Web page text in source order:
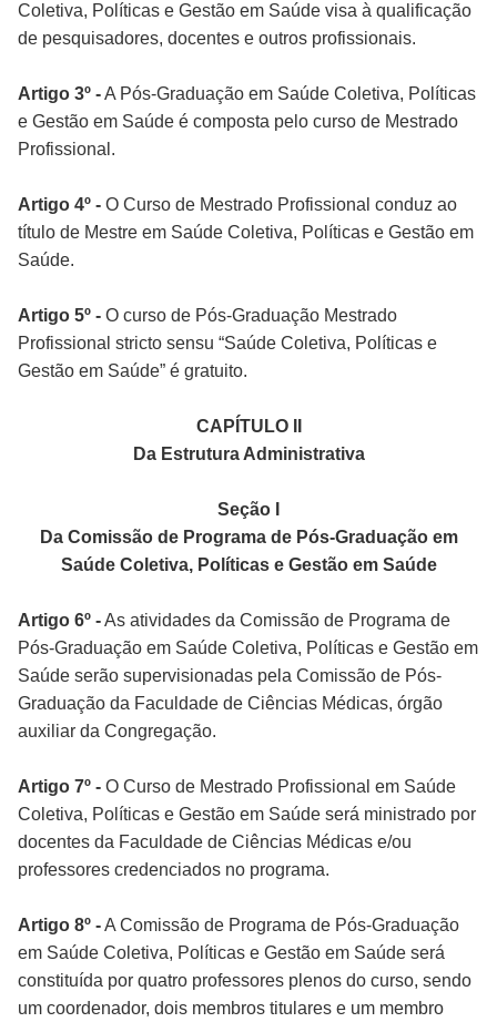
Coletiva, Políticas e Gestão em Saúde visa à qualificação
de pesquisadores, docentes e outros profissionais.
Artigo 3º -A Pós-Graduação em Saúde Coletiva, Políticas
e Gestão em Saúde é composta pelo curso de Mestrado
Profissional.
Artigo 4º - O Curso de Mestrado Profissional conduz ao
título de Mestre em Saúde Coletiva, Políticas e Gestão em
Saúde.
Artigo 5º - O curso de Pós-Graduação Mestrado
Profissional stricto sensu “Saúde Coletiva, Políticas e
Gestão em Saúde” é gratuito.
CAPÍTULO II
Da Estrutura Administrativa
Seção I
Da Comissão de Programa de Pós-Graduação em
Saúde Coletiva, Políticas e Gestão em Saúde
Artigo 6º -As atividades da Comissão de Programa de
Pós-Graduação em Saúde Coletiva, Políticas e Gestão em
Saúde serão supervisionadas pela Comissão de Pós-
Graduação da Faculdade de Ciências Médicas, órgão
auxiliar da Congregação.
Artigo 7º - O Curso de Mestrado Profissional em Saúde
Coletiva, Políticas e Gestão em Saúde será ministrado por
docentes da Faculdade de Ciências Médicas e/ou
professores credenciados no programa.
Artigo 8º -A Comissão de Programa de Pós-Graduação
em Saúde Coletiva, Políticas e Gestão em Saúde será
constituída por quatro professores plenos do curso, sendo
um coordenador, dois membros titulares e um membro